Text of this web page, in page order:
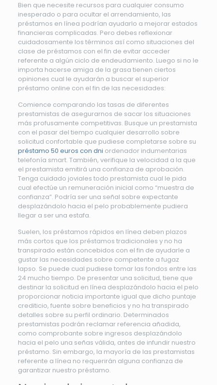
Bien que necesite recursos para cualquier consumo
inesperado o para ocultar el arrendamiento, las
préstamos en línea podrían ayudarlo a mejorar estados
financieras complicadas. Pero debes reflexionar
cuidadosamente los términos así­ como situaciones del
clase de préstamos con el fin de evitar acceder
referente a algún ciclo de endeudamiento. Luego si no le
importa hacerse amiga de la grasa tienen ciertos
opiniones cual le ayudarán a buscar el superior
préstamo online con el fin de las necesidades:
Comience comparando las tasas de diferentes
prestamistas de asegurarnos de sacar los situaciones
más profusamente competitivas. Busque un prestamista
con el pasar del tiempo cualquier desarrollo sobre
solicitud confortable que pudiese completarse sobre su
préstamo 50 euros con dni ordenador indumentarias
telefonía smart. También, verifique la velocidad a la que
el prestamista emitirá una confianza de aprobación.
Tenga cuidado joviales todo prestamista cual le pida
cual efectúe un remuneración inicial como “muestra de
confianza”. Podría ser una señal sobre expectante
desplazándolo hacia el pelo probablemente pudiera
llegar a ser una estafa.
Suelen, los préstamos rápidos en línea deben plazos
más cortos que los préstamos tradicionales y no ha
transpirado están concebidos con el fin de ayudarle a
gustar las necesidades sobre competente a fugaz
lapso. Se puede cual pudiese tomar las fondos entre las
24 mucho tiempo. De presentar una solicitud, tiene que
destinar la solicitud en línea desplazándolo hacia el pelo
proporcionar noticia importante igual que dicho puntaje
crediticio, fuente sobre beneficios y no ha transpirado
detalles sobre su perfil ordinario. Determinados
prestamistas podrán reclamar referencia añadida,
como comprobante sobre ingresos desplazándolo
hacia el pelo una señas válida, antes de infundir nuestro
préstamo. Sin embargo, la mayoría de las prestamistas
referente a línea no requerirán alguna confianza de
garantizar nuestro préstamo.